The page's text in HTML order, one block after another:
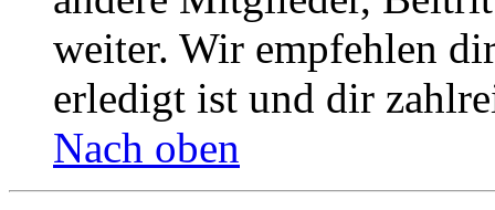
weiter. Wir empfehlen
erledigt ist und dir
Nach oben